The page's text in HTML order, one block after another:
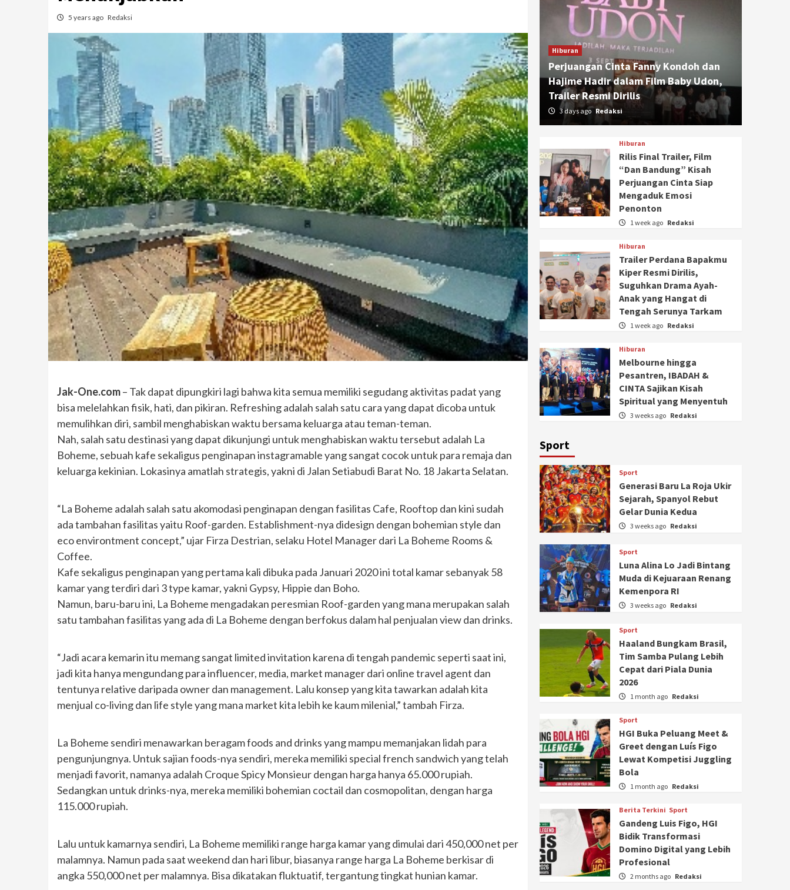
5 years ago Redaksi
Jak-One.com– Tak dapat dipungkiri lagi bahwa kita semua memiliki segudang aktivitas padat yang
bisa melelahkan fisik, hati, dan pikiran. Refreshing adalah salah satu cara yang dapat dicoba untuk
memulihkan diri, sambil menghabiskan waktu bersama keluarga atau teman-teman.
Nah, salah satu destinasi yang dapat dikunjungi untuk menghabiskan waktu tersebut adalah La
Boheme, sebuah kafe sekaligus penginapan instagramable yang sangat cocok untuk para remaja dan
keluarga kekinian. Lokasinya amatlah strategis, yakni di Jalan Setiabudi Barat No. 18 Jakarta Selatan.
“La Boheme adalah salah satu akomodasi penginapan dengan fasilitas Cafe, Rooftop dan kini sudah
ada tambahan fasilitas yaitu Roof-garden. Establishment-nya didesign dengan bohemian style dan
eco environtment concept,” ujar Firza Destrian, selaku Hotel Manager dari La Boheme Rooms &
Coffee.
Kafe sekaligus penginapan yang pertama kali dibuka pada Januari 2020 ini total kamar sebanyak 58
kamar yang terdiri dari 3 type kamar, yakni Gypsy, Hippie dan Boho.
Namun, baru-baru ini, La Boheme mengadakan peresmian Roof-garden yang mana merupakan salah
satu tambahan fasilitas yang ada di La Boheme dengan berfokus dalam hal penjualan view dan drinks.
“Jadi acara kemarin itu memang sangat limited invitation karena di tengah pandemic seperti saat ini,
jadi kita hanya mengundang para influencer, media, market manager dari online travel agent dan
tentunya relative daripada owner dan management. Lalu konsep yang kita tawarkan adalah kita
menjual co-living dan life style yang mana market kita lebih ke kaum milenial,” tambah Firza.
La Boheme sendiri menawarkan beragam foods and drinks yang mampu memanjakan lidah para
pengunjungnya. Untuk sajian foods-nya sendiri, mereka memiliki special french sandwich yang telah
menjadi favorit, namanya adalah Croque Spicy Monsieur dengan harga hanya 65.000 rupiah.
Sedangkan untuk drinks-nya, mereka memiliki bohemian coctail dan cosmopolitan, dengan harga
115.000 rupiah.
Lalu untuk kamarnya sendiri, La Boheme memiliki range harga kamar yang dimulai dari 450,000 net per
malamnya. Namun pada saat weekend dan hari libur, biasanya range harga La Boheme berkisar di
angka 550,000 net per malamnya. Bisa dikatakan fluktuatif, tergantung tingkat hunian kamar.
Hiburan
Perjuangan Cinta Fanny Kondoh dan
Hajime Hadir dalam Film Baby Udon,
Trailer Resmi Dirilis
3 days ago Redaksi
Hiburan
Rilis Final Trailer, Film
“Dan Bandung” Kisah
Perjuangan Cinta Siap
Mengaduk Emosi
Penonton
1 week ago Redaksi
Hiburan
Trailer Perdana Bapakmu
Kiper Resmi Dirilis,
Suguhkan Drama Ayah-
Anak yang Hangat di
Tengah Serunya Tarkam
1 week ago Redaksi
Hiburan
Melbourne hingga
Pesantren, IBADAH &
CINTA Sajikan Kisah
Spiritual yang Menyentuh
3 weeks ago Redaksi
Sport
Sport
Generasi Baru La Roja Ukir
Sejarah, Spanyol Rebut
Gelar Dunia Kedua
3 weeks ago Redaksi
Sport
Luna Alina Lo Jadi Bintang
Muda di Kejuaraan Renang
Kemenpora RI
3 weeks ago Redaksi
Sport
Haaland Bungkam Brasil,
Tim Samba Pulang Lebih
Cepat dari Piala Dunia
2026
1 month ago Redaksi
Sport
HGI Buka Peluang Meet &
Greet dengan Luís Figo
Lewat Kompetisi Juggling
Bola
1 month ago Redaksi
Berita Terkini Sport
Gandeng Luis Figo, HGI
Bidik Transformasi
Domino Digital yang Lebih
Profesional
2 months ago Redaksi